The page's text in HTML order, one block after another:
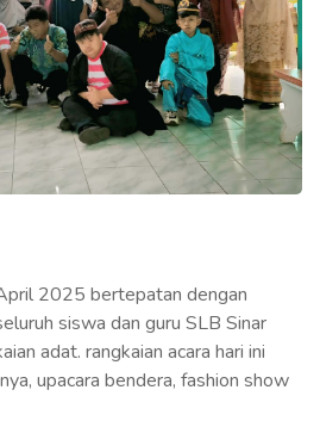
2025 bertepatan dengan
siswa dan guru SLB Sinar
adat. rangkaian acara hari ini
upacara bendera, fashion show